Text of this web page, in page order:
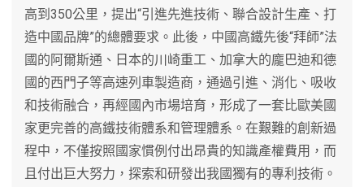
高到350公里，提出“引進先進技術、聯合設計生產、打
造中國品牌”的總體要求。此後，中國高鐵先後“拜師”法
國的阿爾斯通、日本的川崎重工、加拿大的龐巴迪和德
國的西門子等高速列車製造商，通過引進、消化、吸收
和技術融合，再經國內市場培育，形成了一套比歐美國
家更完善的高鐵技術體系和管理體系。在艱難的創新過
程中，不僅按照國家慣例付出昂貴的知識產權費用，而
且付出巨大努力，探索和研發出我國獨有的專利技術。